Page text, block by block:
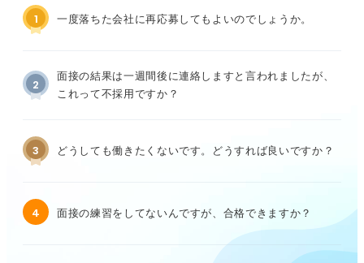
1 一度落ちた会社に再応募してもよいのでしょうか。
2
面接の結果は一週間後に連絡しますと言われましたが、
これって不採用ですか？
3 どうしても働きたくないです。どうすれば良いですか？
4 面接の練習をしてないんですが、合格できますか？